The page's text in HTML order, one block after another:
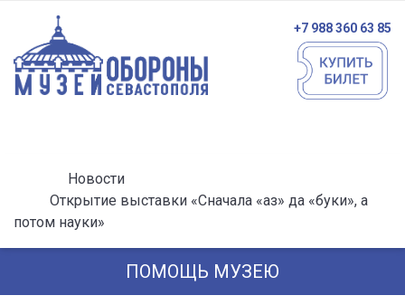
+7 988 360 63 85
Новости
Открытие выставки «Сначала «аз» да «буки», а
потом науки»
ПОМОЩЬ МУЗЕЮ